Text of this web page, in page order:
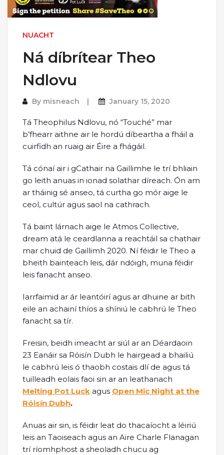
NUACHT
Ná díbrítear Theo
Ndlovu
By misneach January 15, 2020
Tá Theophilus Ndlovu, nó “Touché” mar
b’fhearr aithne air le hordú díbeartha a fháil a
cuirfidh an ruaig air Éire a fhágáil.
Tá cónaí air i gCathair na Gaillimhe le trí bhliain
go leith anuas in ionad solathar díreach. Ón am
ar tháinig sé anseo, tá curtha go mór aige le
ceol, cultúr agus saol na cathrach.
Tá baint lárnach aige le Atmos Collective,
dream atá le ceardlanna a reachtáil sa chathair
mar chuid de Gaillimh 2020. Ní féidir le Theo a
bheith bainteach leis, dár ndóigh, muna féidir
leis fanacht anseo.
Iarrfaimid ar ár leantóirí agus ar dhuine ar bith
eile an achainí thíos a shíniú le cabhrú le Theo
fanacht sa tír.
Freisin, beidh imeacht ar siúl ar an Déardaoin
23 Eanáir sa Róisín Dubh le hairgead a bhailiú
le cabhrú leis ó thaobh costais dlí de agus tá
tuilleadh eolais faoi sin ar an leathanach
Melting Pot Luck agus Open Mic Night at the
Róisín Dubh.
Anuas air sin, is féidir leat do thacaíocht a léiriú
leis an Taoiseach agus an Aire Charle Flanagan
trí ríomhphost a sheoladh chucu ag